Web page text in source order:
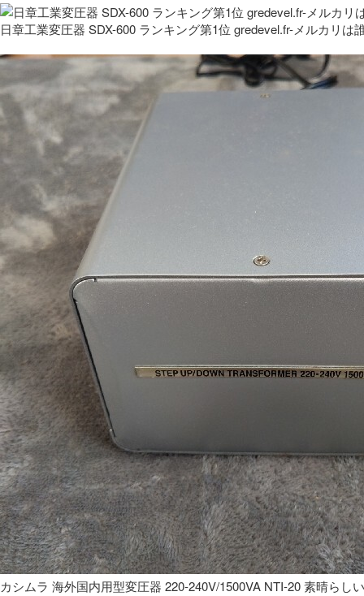
日章工業変圧器 SDX-600 ランキング第1位 gredevel.fr-メルカリは
カシムラ 海外国内用型変圧器 220-240V/1500VA NTI-20 素晴らし